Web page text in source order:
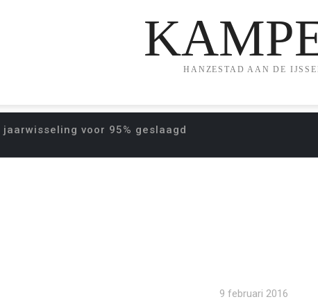
HANZESTAD AAN DE
jaarwisseling voor 95% geslaagd
9 februari 2016